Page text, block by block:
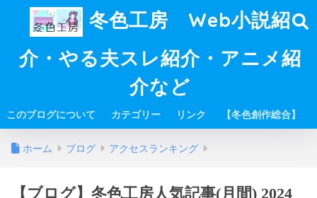
冬色工房 Web小説紹
介・やる夫スレ紹介・アニメ紹
介など
このブログについて カテゴリー リンク 【冬色創作総合】
ホーム ブログ アクセスランキング
【ブログ】冬色工房人気記事(月間) 2024